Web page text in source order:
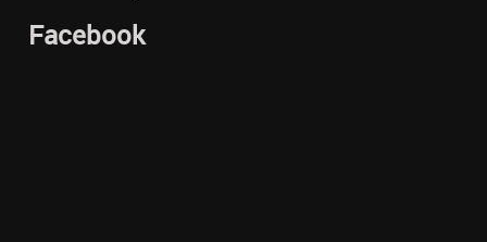
Facebook